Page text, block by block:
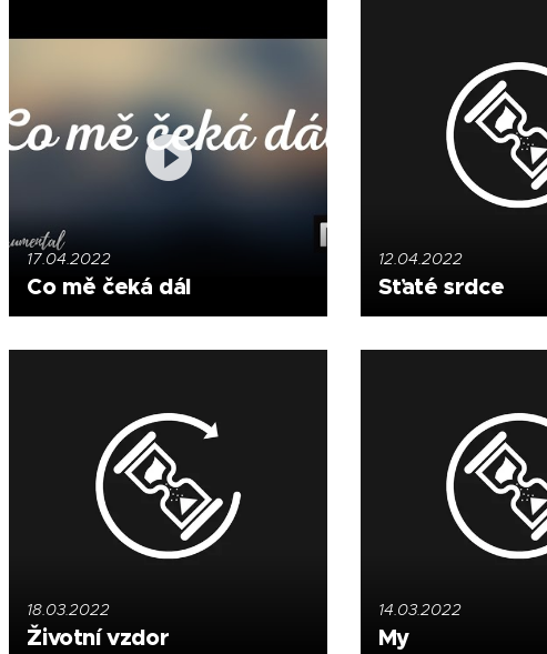
17.04.2022
Co mě čeká dál
12.04.2022
Sťaté srdce
18.03.2022
Životní vzdor
14.03.2022
My